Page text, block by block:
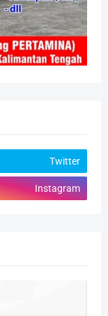
Twitter
Instagram